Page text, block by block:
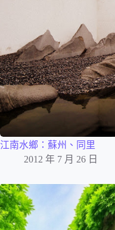
江南水鄉：蘇州、同里
2012 年 7 月 26 日